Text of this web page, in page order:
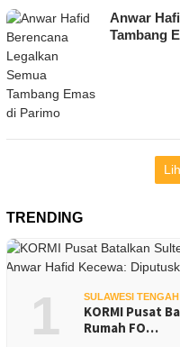
Anwar
Tambang
TRENDING
1 SULAWESI TENGAH
KORMI Pusat
Rumah FO…